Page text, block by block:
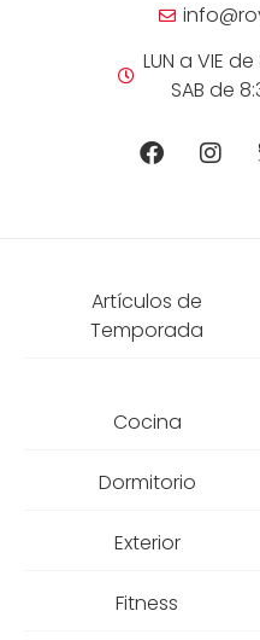
LUN a VIE
SAB de
Artículos de
Temporada
Cocina
Dormitorio
Exterior
Fitness